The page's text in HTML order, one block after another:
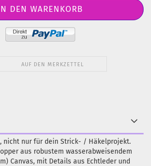
AUF DEN MERKZETTEL
nicht nur für dein Strick- / Häkelprojekt.
aus robustem wasserabweisendem
Canvas, mit Details aus Echtleder und